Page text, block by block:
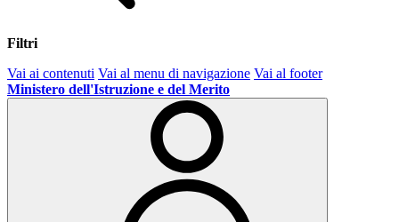
Filtri
Vai ai contenuti Vai al menu di navigazione Vai al footer
Ministero dell'Istruzione e del Merito